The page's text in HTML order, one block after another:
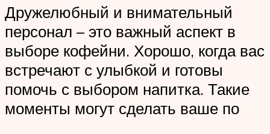
Дружелюбный и внимательный
персонал – это важный аспект в
выборе кофейни. Хорошо, когда вас
встречают с улыбкой и готовы
помочь с выбором напитка. Такие
моменты могут сделать ваше по